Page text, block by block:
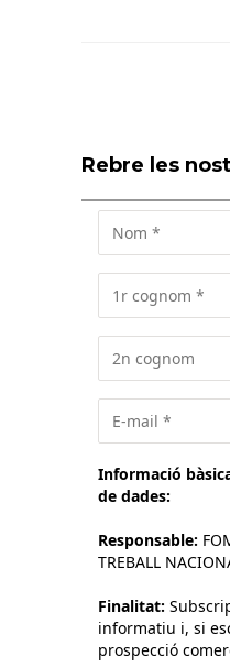
Rebre les
Informació
de dades:
Responsable:
TREBALL
Finalitat:
informatiu i, si
prospecció